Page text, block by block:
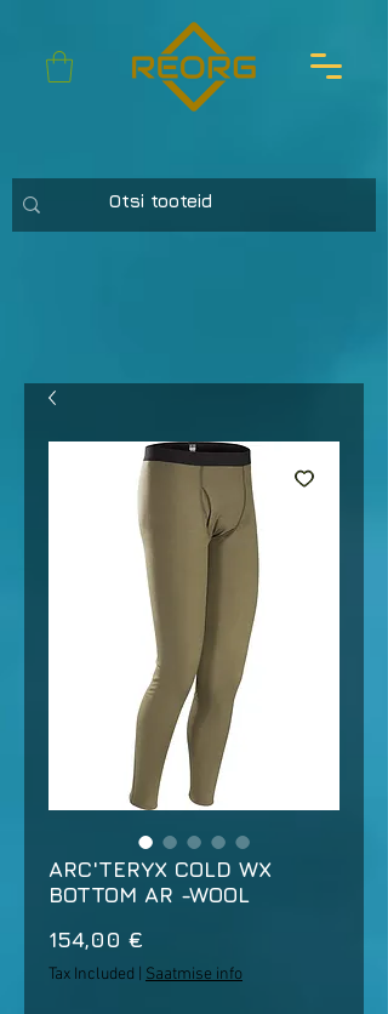
ARC'TERYX COLD WX
BOTTOM AR -WOOL
154,00 €
Tax Included Saatmise info